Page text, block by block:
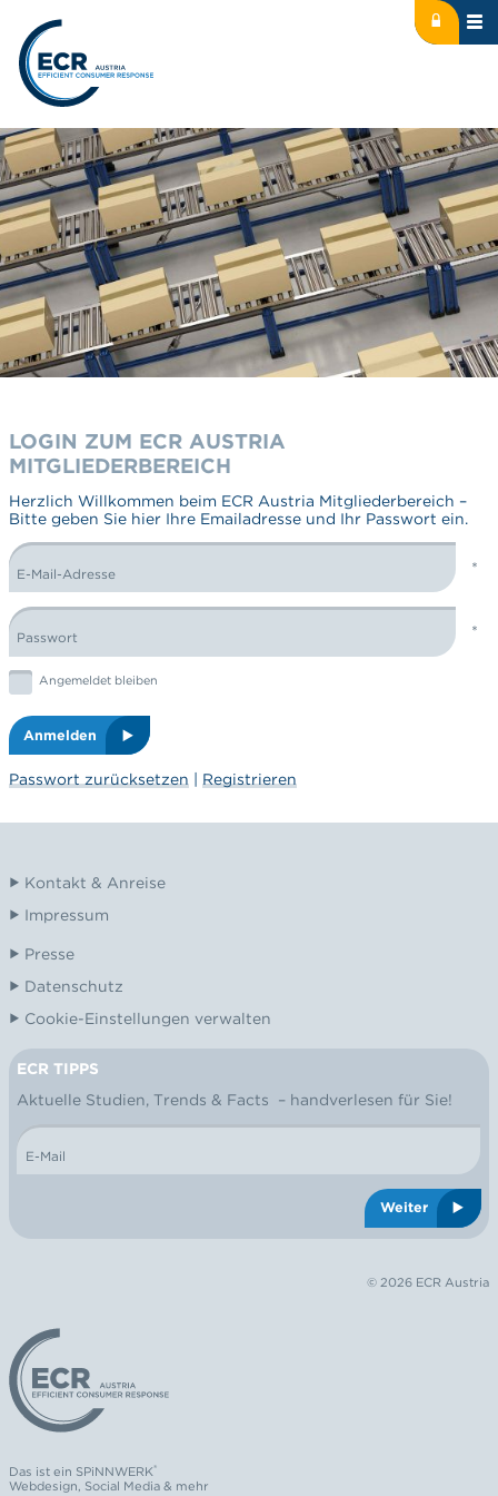
Logo: ECR Austria Icon:
LOGIN ZUM ECR AUSTRIA
MITGLIEDERBEREICH
Herzlich Willkommen beim ECR Austria Mitgliederbereich –
Bitte geben Sie hier Ihre Emailadresse und Ihr Passwort ein.
LOGIN FORM
E-Mail-Adresse
Passwort
Graphic: checkbox
Angemeldet bleiben
Anmelden
Passwort zurücksetzen| Registrieren
Kontakt & Anreise
Impressum
Presse
Datenschutz
Cookie-Einstellungen verwalten
NEWSLETTER
ECR TIPPS
Aktuelle Studien, Trends & Facts – handverlesen für Sie!
E-Mail
Weiter
© 2026 ECR Austria
Logo: ECR Austria
Das ist ein SPiNNWERK®
Webdesign, Social Media& mehr